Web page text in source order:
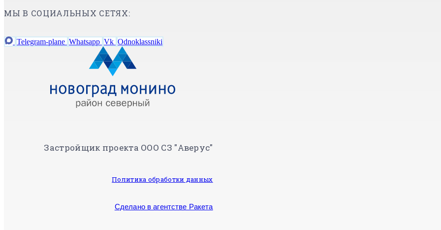
МЫ В СОЦИАЛЬНЫХ СЕТЯХ:
Telegram-plane Whatsapp Vk Odnoklassniki
Застройщик проекта ООО СЗ "Аверус"
Политика обработки данных
Сделано в агентстве Ракета